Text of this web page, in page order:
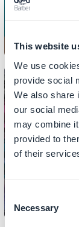
This website
We use
provide social
We also share
our social
may combine
provided to
of their
Consent
Selection
Necessary
gracias